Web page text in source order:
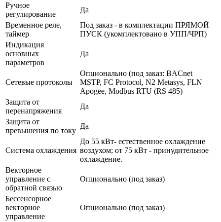
Ручное
регулирование
Да
Временное реле,
таймер
Под заказ - в комплектации ПРЯМОЙ
ПУСК (укомплектовано в УПП/ЧРП)
Индикация
основных
параметров
Да
Сетевые протоколы
Опционально (под заказ: BACnet
MSTP, FC Protocol, N2 Metasys, FLN
Apogee, Modbus RTU (RS 485)
Защита от
перенапряжения
Да
Защита от
превышения по току
Да
Система охлаждения
До 55 кВт- естественное охлаждение
воздухом; от 75 кВт - принудительное
охлаждение.
Векторное
управление с
обратной связью
Опционально (под заказ)
Бессенсорное
векторное
управление
Опционально (под заказ)